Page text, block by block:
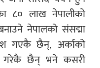
८० लाख नेपालीको
नेपालको संसद्मा
गएकै छैन्, अर्काको
गरेकै छैन् भने कसरी